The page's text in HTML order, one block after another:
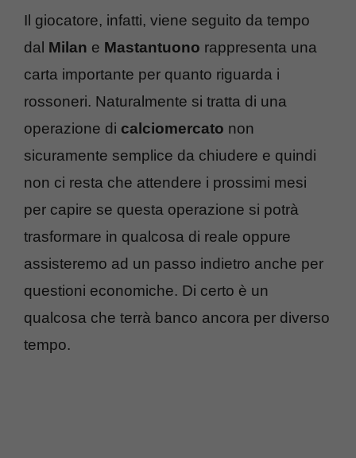
Il giocatore, infatti, viene seguito da tempo
dal Milan e Mastantuono rappresenta una
carta importante per quanto riguarda i
rossoneri. Naturalmente si tratta di una
operazione di calciomercato non
sicuramente semplice da chiudere e quindi
non ci resta che attendere i prossimi mesi
per capire se questa operazione si potrà
trasformare in qualcosa di reale oppure
assisteremo ad un passo indietro anche per
questioni economiche. Di certo è un
qualcosa che terrà banco ancora per diverso
tempo.